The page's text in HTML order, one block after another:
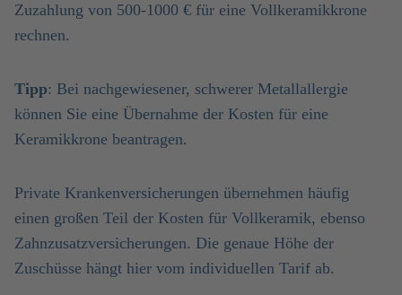
Zuzahlung von 500-1000 € für eine Vollkeramikkrone
rechnen.
Tipp: Bei nachgewiesener, schwerer Metallallergie
können Sie eine Übernahme der Kosten für eine
Keramikkrone beantragen.
Private Krankenversicherungen übernehmen häufig
einen großen Teil der Kosten für Vollkeramik, ebenso
Zahnzusatzversicherungen. Die genaue Höhe der
Zuschüsse hängt hier vom individuellen Tarif ab.